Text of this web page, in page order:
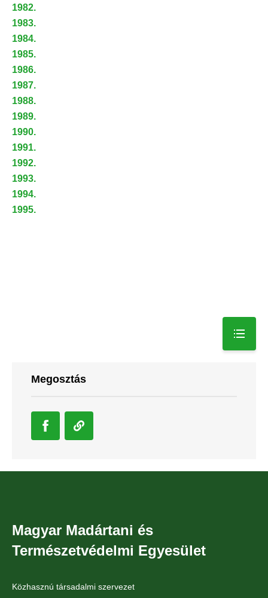
1982.
1983.
1984.
1985.
1986.
1987.
1988.
1989.
1990.
1991.
1992.
1993.
1994.
1995.
Megosztás
Magyar Madártani és
Természetvédelmi Egyesület
Közhasznú társadalmi szervezet